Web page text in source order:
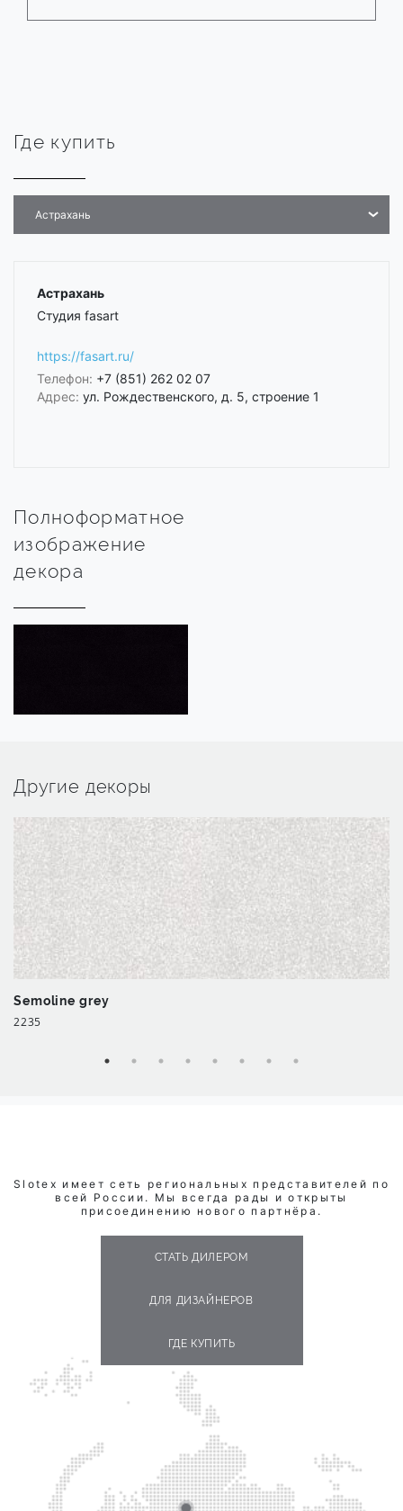
Где купить
Астрахань
Астрахань
Студия fasart
https://fasart.ru/
Телефон: +7 (851) 262 02 07
Адрес: ул. Рождественского, д. 5, строение 1
Полноформатное
изображение
декора
Другие декоры
Semoline grey
2235
Slotex имеет сеть региональных представителей по
всей России. Мы всегда рады и открыты
присоединению нового партнёра.
СТАТЬ ДИЛЕРОМ
ДЛЯ ДИЗАЙНЕРОВ
ГДЕ КУПИТЬ